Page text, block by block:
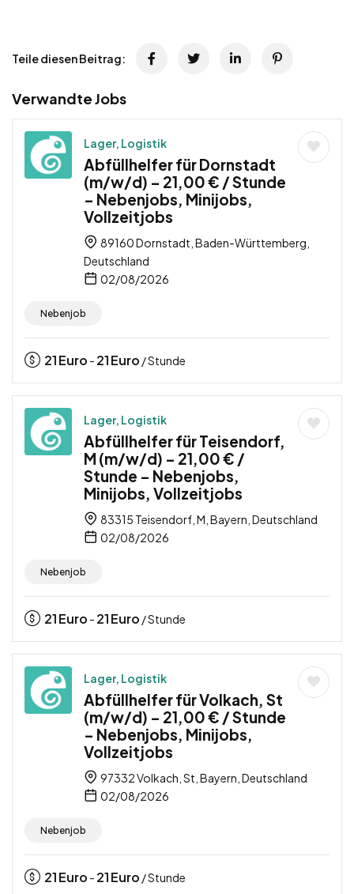
Teile diesen Beitrag:
Verwandte Jobs
Lager, Logistik
Abfüllhelfer für Dornstadt
(m/w/d) – 21,00 € / Stunde
– Nebenjobs, Minijobs,
Vollzeitjobs
89160 Dornstadt, Baden-Württemberg,
Deutschland
02/08/2026
Nebenjob
21Euro - 21Euro / Stunde
Lager, Logistik
Abfüllhelfer für Teisendorf,
M (m/w/d) – 21,00 € /
Stunde – Nebenjobs,
Minijobs, Vollzeitjobs
83315 Teisendorf, M, Bayern, Deutschland
02/08/2026
Nebenjob
21Euro - 21Euro / Stunde
Lager, Logistik
Abfüllhelfer für Volkach, St
(m/w/d) – 21,00 € / Stunde
– Nebenjobs, Minijobs,
Vollzeitjobs
97332 Volkach, St, Bayern, Deutschland
02/08/2026
Nebenjob
21Euro - 21Euro / Stunde